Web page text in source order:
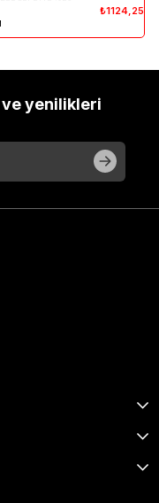
₺1124,25
yenilikleri